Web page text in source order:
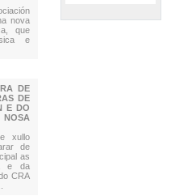
nova
que
e
DE
DE
E DO
xullo
de
as
e da
CRA